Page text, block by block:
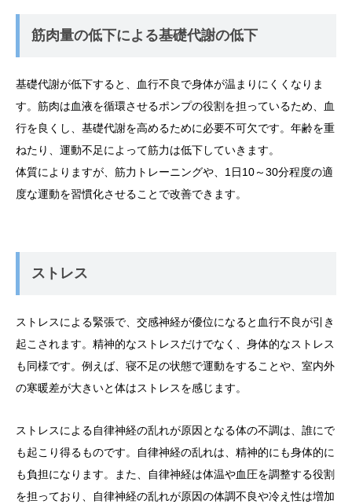
筋肉量の低下による基礎代謝の低下
基礎代謝が低下すると、血行不良で身体が温まりにくくなりま
す。筋肉は血液を循環させるポンプの役割を担っているため、血
行を良くし、基礎代謝を高めるために必要不可欠です。年齢を重
ねたり、運動不足によって筋力は低下していきます。
体質によりますが、筋力トレーニングや、1日10～30分程度の適
度な運動を習慣化させることで改善できます。
ストレス
ストレスによる緊張で、交感神経が優位になると血行不良が引き
起こされます。精神的なストレスだけでなく、身体的なストレス
も同様です。例えば、寝不足の状態で運動をすることや、室内外
の寒暖差が大きいと体はストレスを感じます。
ストレスによる自律神経の乱れが原因となる体の不調は、誰にで
も起こり得るものです。自律神経の乱れは、精神的にも身体的に
も負担になります。また、自律神経は体温や血圧を調整する役割
を担っており、自律神経の乱れが原因の体調不良や冷え性は増加